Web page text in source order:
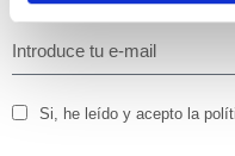
Si, he leído y acepto la